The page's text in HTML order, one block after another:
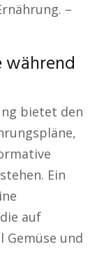
–
während
bietet den
Ein
auf
und